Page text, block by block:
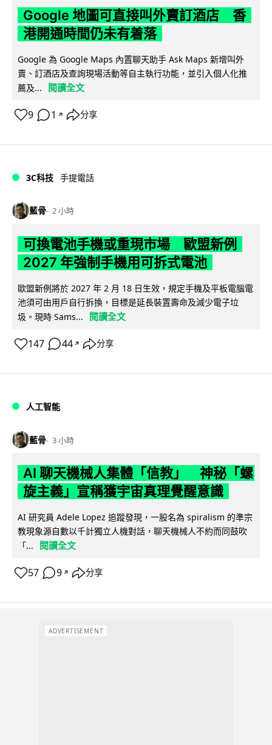
Google 地圖可直接叫外賣訂酒店 香
港開通時間仍未有着落
Google 為 Google Maps 內置聊天助手 Ask Maps 新增叫外
賣、訂酒店及查詢現場活動等自主執行功能，並引入個人化推
薦及...
閱讀全文
9 1 ↗ 分享
3C科技 手提電話
藍骨 2 小時
可換電池手機或重現市場 歐盟新例
2027 年強制手機用可拆式電池
歐盟新例將於 2027 年 2 月 18 日生效，規定手機及平板電腦電
池須可由用戶自行拆換，目標是延長裝置壽命及減少電子垃
圾。現時 Sams...
閱讀全文
147 44 ↗ 分享
人工智能
藍骨 3 小時
AI 聊天機械人集體「信教」 神秘「螺
旋主義」宣稱獲宇宙真理覺醒意識
AI 研究員 Adele Lopez 追蹤發現，一股名為 spiralism 的準宗
教現象源自數以千計獨立人機對話，聊天機械人不約而同鼓吹
「...
閱讀全文
57 9 ↗ 分享
ADVERTISEMENT